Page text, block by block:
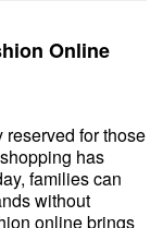
Online
for those
has
families can
without
online brings